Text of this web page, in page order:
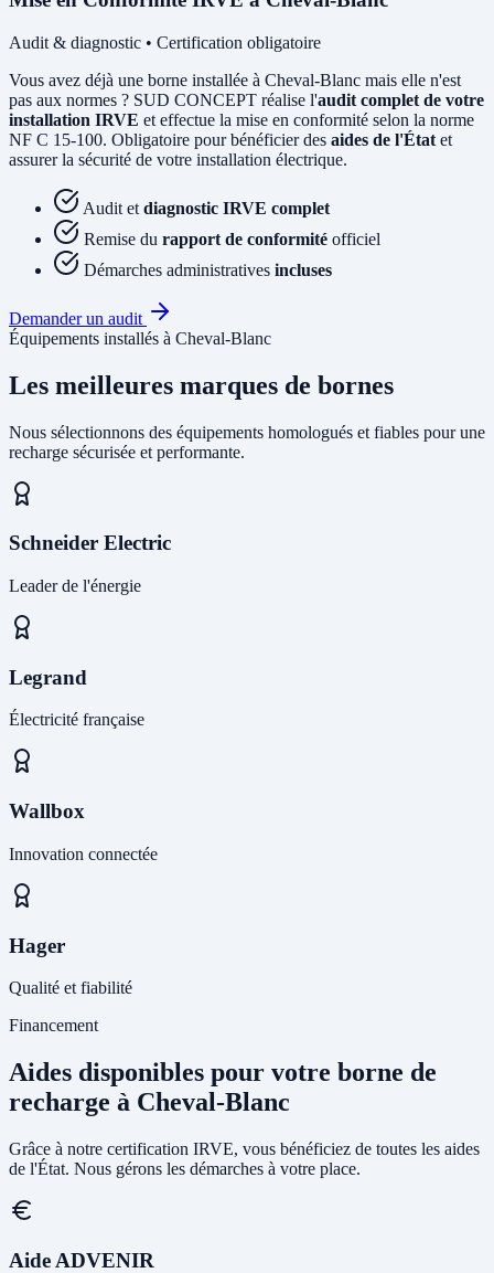
Audit & diagnostic • Certification obligatoire
Vous avez déjà une borne installée à Cheval-Blanc mais elle n'est
pas aux normes ? SUD CONCEPT réalise l'audit complet de votre
installation IRVE et effectue la mise en conformité selon la norme
NF C 15-100. Obligatoire pour bénéficier des aides de l'État et
assurer la sécurité de votre installation électrique.
Audit et diagnostic IRVE complet
Remise du rapport de conformité officiel
Démarches administratives incluses
Demander un audit
Équipements installés à Cheval-Blanc
Les meilleures marques de bornes
Nous sélectionnons des équipements homologués et fiables pour une
recharge sécurisée et performante.
Schneider Electric
Leader de l'énergie
Legrand
Électricité française
Wallbox
Innovation connectée
Hager
Qualité et fiabilité
Financement
Aides disponibles pour votre borne de
recharge à Cheval-Blanc
Grâce à notre certification IRVE, vous bénéficiez de toutes les aides
de l'État. Nous gérons les démarches à votre place.
Aide ADVENIR